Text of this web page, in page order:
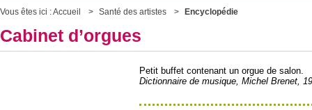
Vous êtes ici :Accueil Santé des artistes Encyclopédie
Cabinet d’orgues
Petit buffet contenant un orgue de salon.
Dictionnaire de musique, Michel Brenet,